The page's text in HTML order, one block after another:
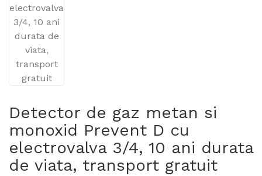
Detector de gaz metan si
monoxid Prevent D cu
electrovalva 3/4, 10 ani durata
de viata, transport gratuit